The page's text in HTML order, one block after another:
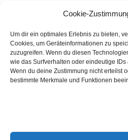
Cookie-
Um dir ein optimales Erlebnis zu bieten,
Cookies, um Geräteinformationen zu
zuzugreifen. Wenn du diesen
wie das Surfverhalten oder eindeutige
Wenn du deine Zustimmung nicht erteilst
bestimmte Merkmale und Funktionen
August 2026
Hinch Double Wood
Destillerie:Hinch(Irland)
Single Malt, 43.0%
Peated: Nein